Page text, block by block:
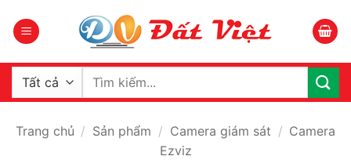
qua
dung
Tìm
Trang chủ / Sản phẩm / Camera giám sát / Camera
Ezviz